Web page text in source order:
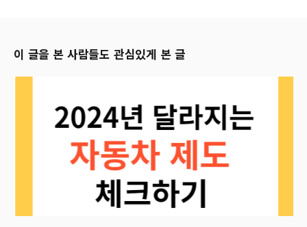
이 글을 본 사람들도 관심있게 본 글